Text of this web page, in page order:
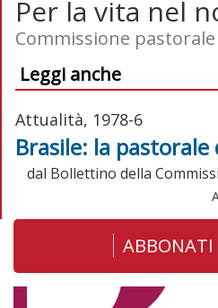
Per la vita nel
Commissione
Leggi anche
Attualità, 1978-6
Brasile: la pastorale
dal Bollettino della